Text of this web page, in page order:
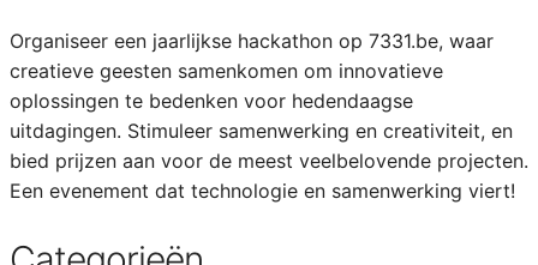
Organiseer een jaarlijkse hackathon op 7331.be, waar
creatieve geesten samenkomen om innovatieve
oplossingen te bedenken voor hedendaagse
uitdagingen. Stimuleer samenwerking en creativiteit, en
bied prijzen aan voor de meest veelbelovende projecten.
Een evenement dat technologie en samenwerking viert!